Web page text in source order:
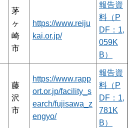
茅
ヶ
崎
市
https://www.reiju
kai.or.jp/
報告資
料（P
DF：1,
059K
B）
藤
沢
市
https://www.rapp
ort.or.jp/facility_s
earch/fujisawa_z
engyo/
報告資
料（P
DF：1,
781K
B）